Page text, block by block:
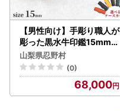
【男性向け】手彫り職人が
彫った黒水牛印鑑15mm
イタリアンレザー印鑑ケー
ス付き
山梨県忍野村
(0)
68,000